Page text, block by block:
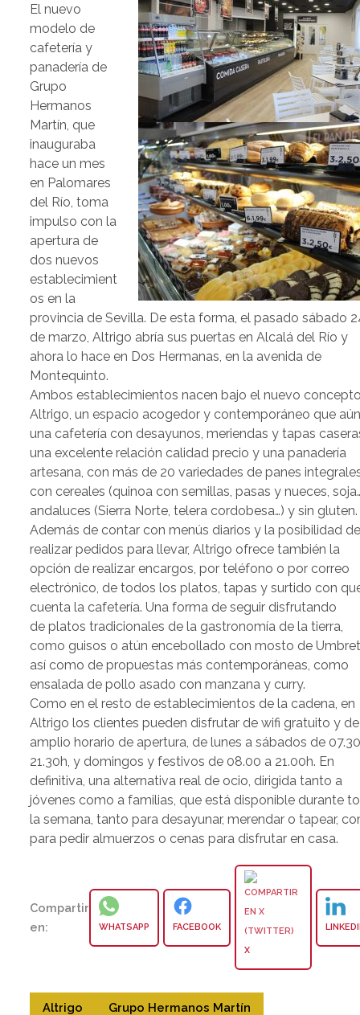
El nuevo
modelo de
cafetería y
panadería de
Grupo
Hermanos
Martín, que
inauguraba
hace un mes
en Palomares
del Río, toma
impulso con la
apertura de
dos nuevos
establecimient
os en la
provincia de Sevilla. De esta forma, el pasado sábado
de marzo, Altrigo abría sus puertas en Alcalá del Río y
ahora lo hace en Dos Hermanas, en la avenida de
Montequinto.
Ambos establecimientos nacen bajo el nuevo
Altrigo, un espacio acogedor y contemporáneo que
una cafetería con desayunos, meriendas y tapas
una excelente relación calidad precio y una panadería
artesana, con más de 20 variedades de panes
con cereales (quinoa con semillas, pasas y nueces,
andaluces (Sierra Norte, telera cordobesa…) y sin
Además de contar con menús diarios y la posibilidad
realizar pedidos para llevar, Altrigo ofrece también la
opción de realizar encargos, por teléfono o por correo
electrónico, de todos los platos, tapas y surtido con
cuenta la cafetería. Una forma de seguir disfrutando
de platos tradicionales de la gastronomía de la tierra,
como guisos o atún encebollado con mosto de
así como de propuestas más contemporáneas, como
ensalada de pollo asado con manzana y curry.
Como en el resto de establecimientos de la cadena, en
Altrigo los clientes pueden disfrutar de wifi gratuito y
amplio horario de apertura, de lunes a sábados de
21.30h, y domingos y festivos de 08.00 a 21.00h. En
definitiva, una alternativa real de ocio, dirigida tanto a
jóvenes como a familias, que está disponible durante
la semana, tanto para desayunar, merendar o tapear,
para pedir almuerzos o cenas para disfrutar en casa.
Compartir
en:
WHATSAPP FACEBOOK
X
Altrigo Grupo Hermanos Martín